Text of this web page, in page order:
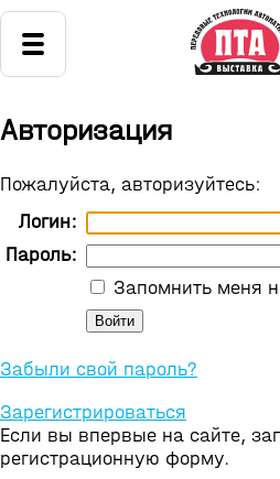
Авторизация
Пожалуйста, авторизуйтесь:
Логин:
Пароль:
Запомнить меня
Забыли свой пароль?
Зарегистрироваться
Если вы впервые на сайте,
регистрационную форму.